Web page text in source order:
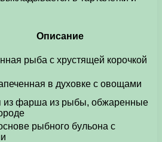
Описание
рыба с хрустящей корочкой
в духовке с овощами
из фарша из рыбы, обжаренные
рыбного бульона с